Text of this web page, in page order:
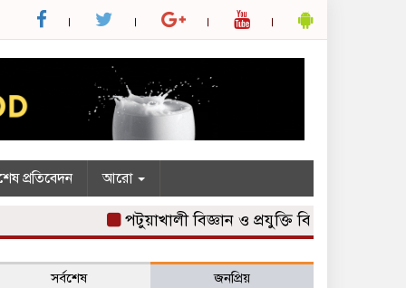
প্রতিবেদন আরো
পটুয়াখালী বিজ্ঞান ও প্রযুক্তি বিশ্ববিদ্যালয়ের কৃষি
সর্বশেষ জনপ্রিয়